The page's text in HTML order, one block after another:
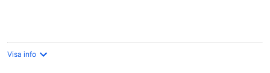
Visa info